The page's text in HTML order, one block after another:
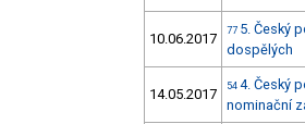
10.06.2017 77 5. Český
dospělých
14.05.2017 54 4. Český
nominační